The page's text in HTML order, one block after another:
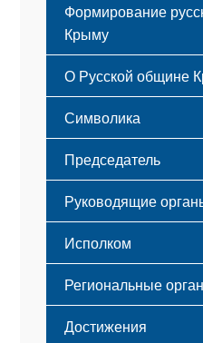
Формирование
Крыму
Русский Крым
О Русской общине
Этапы становления
Принципы
Структура
Мероприятия
Символика
Флаг
Герб
Гимн
Председатель
Руководящие
Исполком
Региональные
Достижения